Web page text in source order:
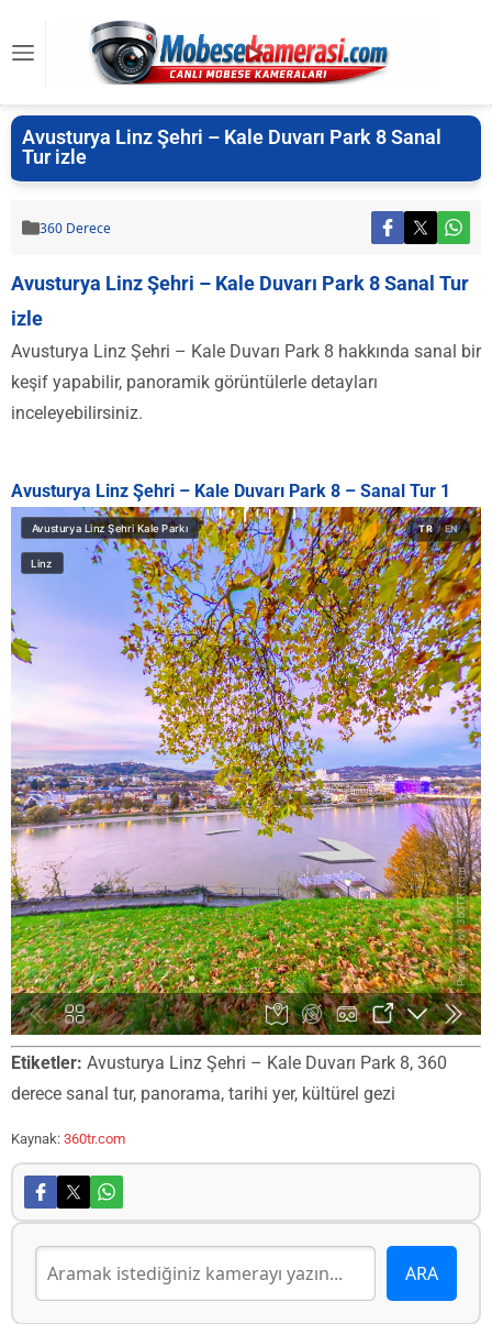
Avusturya Linz Şehri – Kale Duvarı Park 8 Sanal
Tur izle
360 Derece
Avusturya Linz Şehri – Kale Duvarı Park 8 Sanal Tur
izle
Avusturya Linz Şehri – Kale Duvarı Park 8 hakkında sanal bir
keşif yapabilir, panoramik görüntülerle detayları
inceleyebilirsiniz.
Avusturya Linz Şehri – Kale Duvarı Park 8 – Sanal Tur 1
Etiketler: Avusturya Linz Şehri – Kale Duvarı Park 8, 360
derece sanal tur, panorama, tarihi yer, kültürel gezi
Kaynak: 360tr.com